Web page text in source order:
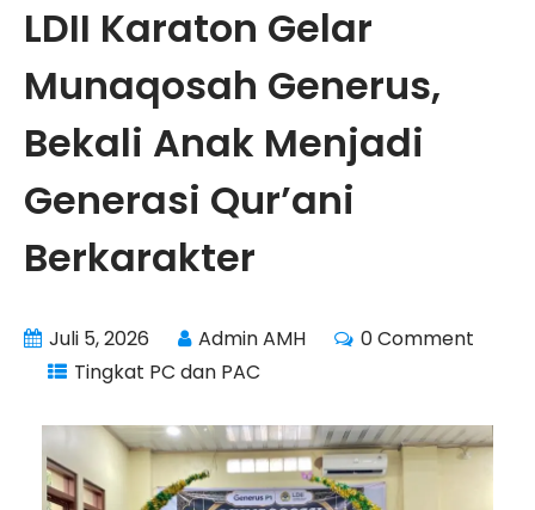
LDII Karaton Gelar
Munaqosah Generus,
Bekali Anak Menjadi
Generasi Qur’ani
Berkarakter
Juli 5, 2026 Admin AMH
0 Comment
Tingkat PC dan PAC